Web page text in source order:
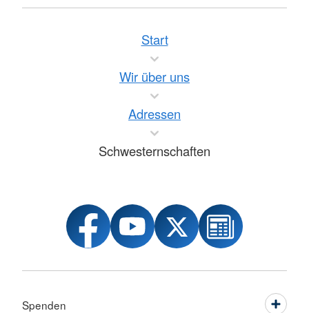
Start
Wir über uns
Adressen
Schwesternschaften
Spenden